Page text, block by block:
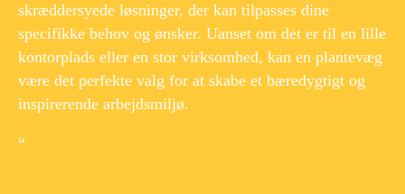
skræddersyede løsninger, der kan tilpasses dine
specifikke behov og ønsker. Uanset om det er til en lille
kontorplads eller en stor virksomhed, kan en plantevæg
være det perfekte valg for at skabe et bæredygtigt og
inspirerende arbejdsmiljø.
“